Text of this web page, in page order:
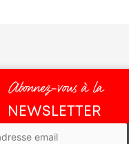
Abonnez-vous à la
NEWSLETTER